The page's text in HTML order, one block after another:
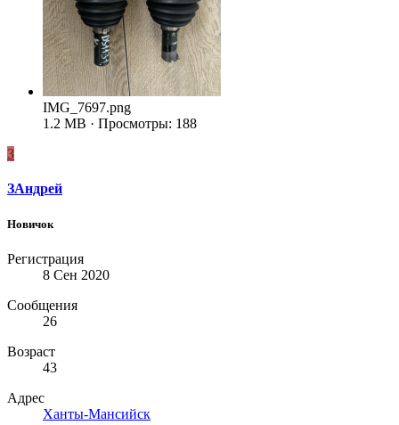
IMG_7697.png
1.2 MB · Просмотры: 188
З
ЗАндрей
Новичок
Регистрация
8 Сен 2020
Сообщения
26
Возраст
43
Адрес
Ханты-Мансийск